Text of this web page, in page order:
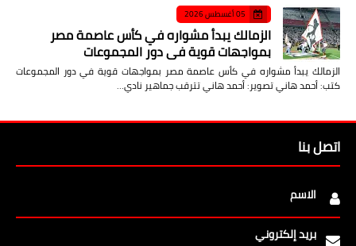
05 أغسطس 2026
الزمالك يبدأ مشواره في كأس عاصمة مصر
بمواجهات قوية في دور المجموعات
الزمالك يبدأ مشواره في كأس عاصمة مصر بمواجهات قوية في دور المجموعات
كتب: أحمد هاني تصوير: أحمد هاني تترقب جماهير نادي…
اتصل بنا
الاسم
بريد إلكتروني